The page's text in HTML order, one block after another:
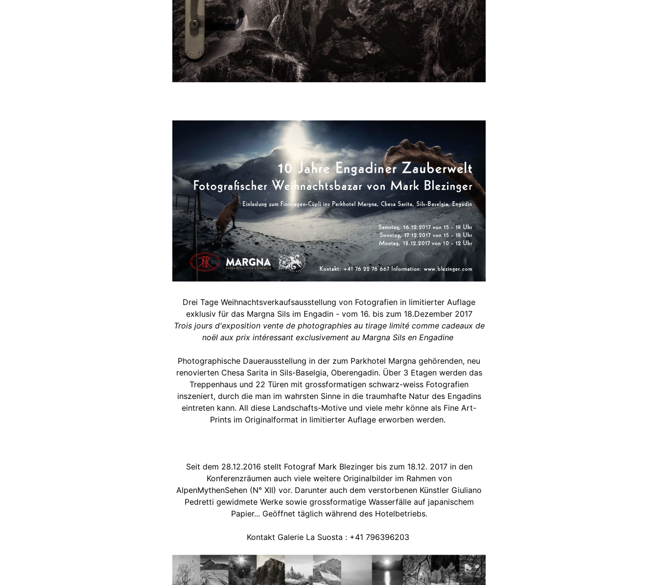
Drei Tage Weihnachtsverkaufsausstellung von Fotografien in limitierter Auflage
exklusiv für das Margna Sils im Engadin - vom 16. bis zum 18.Dezember 2017
Trois jours d'exposition vente de photographies au tirage limité comme cadeaux de
noël aux prix intéressant exclusivement au Margna Sils en Engadine
Photographische Dauerausstellung in der zum Parkhotel Margna gehörenden, neu
renovierten Chesa Sarita in Sils-Baselgia, Oberengadin. Über 3 Etagen werden das
Treppenhaus und 22 Türen mit grossformatigen schwarz-weiss Fotografien
inszeniert, durch die man im wahrsten Sinne in die traumhafte Natur des Engadins
eintreten kann. All diese Landschafts-Motive und viele mehr könne als Fine Art-
Prints im Originalformat in limitierter Auflage erworben werden.
Seit dem 28.12.2016 stellt Fotograf Mark Blezinger bis zum 18.12. 2017 in den
Konferenzräumen auch viele weitere Originalbilder im Rahmen von
AlpenMythenSehen (N° XII) vor. Darunter auch dem verstorbenen Künstler Giuliano
Pedretti gewidmete Werke sowie grossformatige Wasserfälle auf japanischem
Papier... Geöffnet täglich während des Hotelbetriebs.
Kontakt Galerie La Suosta : +41 796396203